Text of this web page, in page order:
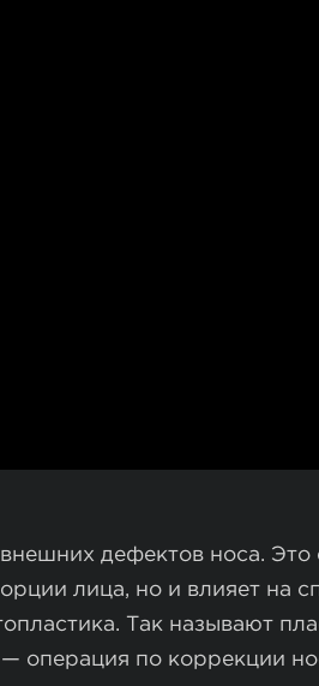
дефектов носа.
лица, но и влияет на
Так называют
операция по коррекции